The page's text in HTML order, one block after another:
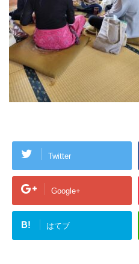
Twitter
Google+
B! はてブ